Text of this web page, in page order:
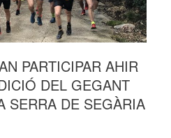
PARTICIPAR AHIR
DEL GEGANT
SERRA DE SEGÀRIA